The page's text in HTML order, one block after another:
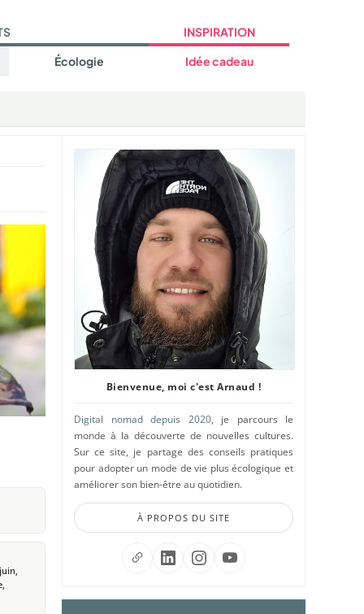
Écologie
INSPIRATION
Idée cadeau
Bienvenue, moi c'est Arnaud !
Digital nomad depuis 2020, je parcours le
monde à la découverte de nouvelles cultures.
Sur ce site, je partage des conseils pratiques
pour adopter un mode de vie plus écologique et
améliorer son bien-être au quotidien.
À PROPOS DU SITE